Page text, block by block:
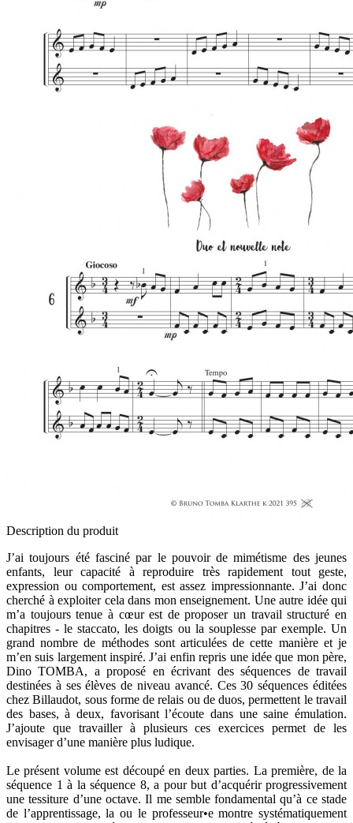
Description du produit
J’ai toujours été fasciné par le pouvoir de mimétisme des jeunes
enfants, leur capacité à reproduire très rapidement tout geste,
expression ou comportement, est assez impressionnante. J’ai donc
cherché à exploiter cela dans mon enseignement. Une autre idée qui
m’a toujours tenue à cœur est de proposer un travail structuré en
chapitres - le staccato, les doigts ou la souplesse par exemple. Un
grand nombre de méthodes sont articulées de cette manière et je
m’en suis largement inspiré. J’ai enfin repris une idée que mon père,
Dino TOMBA, a proposé en écrivant des séquences de travail
destinées à ses élèves de niveau avancé. Ces 30 séquences éditées
chez Billaudot, sous forme de relais ou de duos, permettent le travail
des bases, à deux, favorisant l’écoute dans une saine émulation.
J’ajoute que travailler à plusieurs ces exercices permet de les
envisager d’une manière plus ludique.
Le présent volume est découpé en deux parties. La première, de la
séquence 1 à la séquence 8, a pour but d’acquérir progressivement
une tessiture d’une octave. Il me semble fondamental qu’à ce stade
de l’apprentissage, la ou le professeur•e montre systématiquement